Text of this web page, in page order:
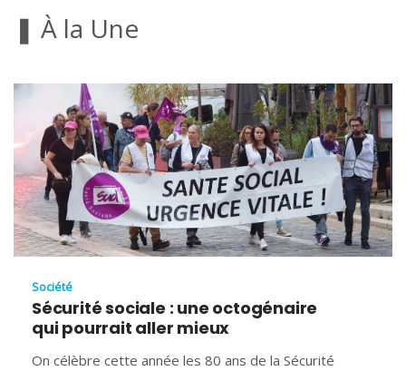
❚ À la Une
Société
Sécurité sociale : une octogénaire
qui pourrait aller mieux
On célèbre cette année les 80 ans de la Sécurité